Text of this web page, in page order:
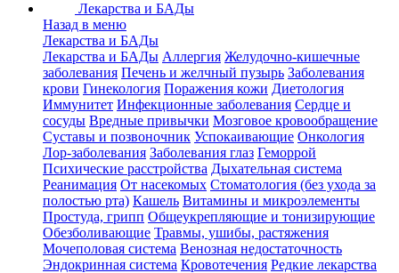
Лекарства и БАДы
Назад в меню
Лекарства и БАДы
Лекарства и БАДы Аллергия Желудочно-кишечные
заболевания Печень и желчный пузырь Заболевания
крови Гинекология Поражения кожи Диетология
Иммунитет Инфекционные заболевания Сердце и
сосуды Вредные привычки Мозговое кровообращение
Суставы и позвоночник Успокаивающие Онкология
Лор-заболевания Заболевания глаз Геморрой
Психические расстройства Дыхательная система
Реанимация От насекомых Стоматология (без ухода за
полостью рта) Кашель Витамины и микроэлементы
Простуда, грипп Общеукрепляющие и тонизирующие
Обезболивающие Травмы, ушибы, растяжения
Мочеполовая система Венозная недостаточность
Эндокринная система Кровотечения Редкие лекарства